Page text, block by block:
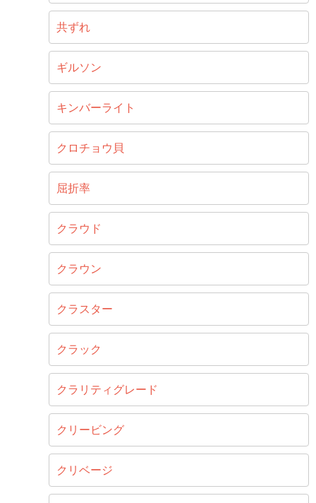
共ずれ
ギルソン
キンバーライト
クロチョウ貝
屈折率
クラウド
クラウン
クラスター
クラック
クラリティグレード
クリービング
クリベージ